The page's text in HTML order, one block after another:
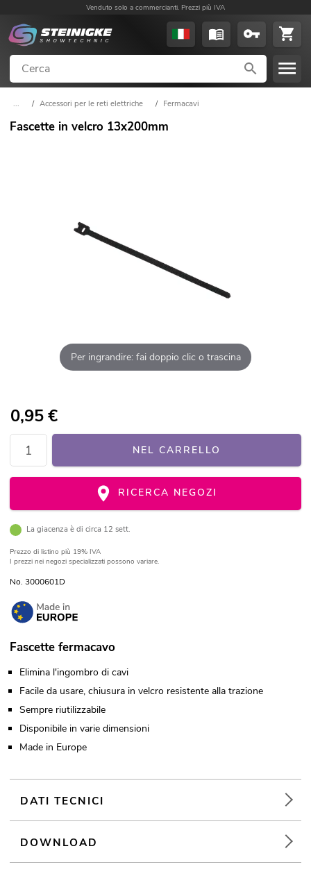
Venduto solo a commercianti. Prezzi più IVA
... / Accessori per le reti elettriche / Fermacavi
Fascette in velcro 13x200mm
Per ingrandire: fai doppio clic o trascina
0,95€
NEL CARRELLO
RICERCA NEGOZI
La giacenza è di circa 12 sett.
Prezzo di listino più 19% IVA
I prezzi nei negozi specializzati possono variare.
No. 3000601D
Fascette fermacavo
Elimina l'ingombro di cavi
Facile da usare, chiusura in velcro resistente alla trazione
Sempre riutilizzabile
Disponibile in varie dimensioni
Made in Europe
DATI TECNICI
DOWNLOAD